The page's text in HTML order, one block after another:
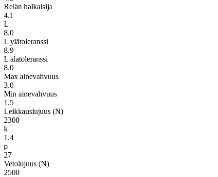
Reiän halkaisija
4.1
L
8.0
L ylätoleranssi
8.9
L alatoleranssi
8.0
Max ainevahvuus
3.0
Min ainevahvuus
1.5
Leikkauslujuus (N)
2300
k
1.4
p
27
Vetolujuus (N)
2500